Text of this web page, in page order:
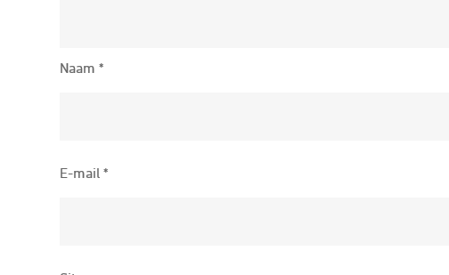
Naam*
E-mail*